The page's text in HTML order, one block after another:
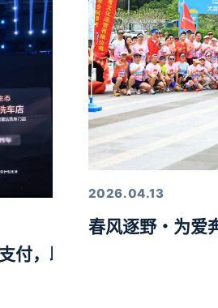
付，助力10分钟智驾生活圈
2026.04.13
春风逐野・为爱